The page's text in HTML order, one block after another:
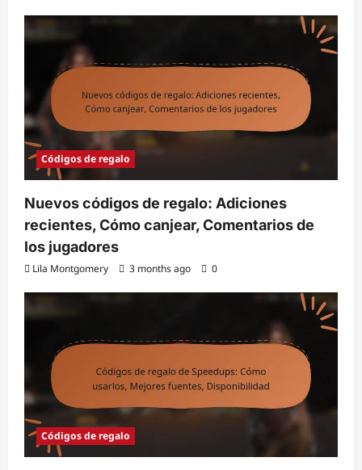
Códigos de regalo
Nuevos códigos de regalo: Adiciones
recientes, Cómo canjear, Comentarios de
los jugadores
Lila Montgomery 3 months ago 0
Códigos de regalo